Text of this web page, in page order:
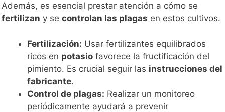
Además, es esencial prestar atención a cómo se
fertilizan y se controlan las plagas en estos cultivos.
Fertilización: Usar fertilizantes equilibrados
ricos en potasio favorece la fructificación del
pimiento. Es crucial seguir las instrucciones del
fabricante.
Control de plagas: Realizar un monitoreo
periódicamente ayudará a prevenir